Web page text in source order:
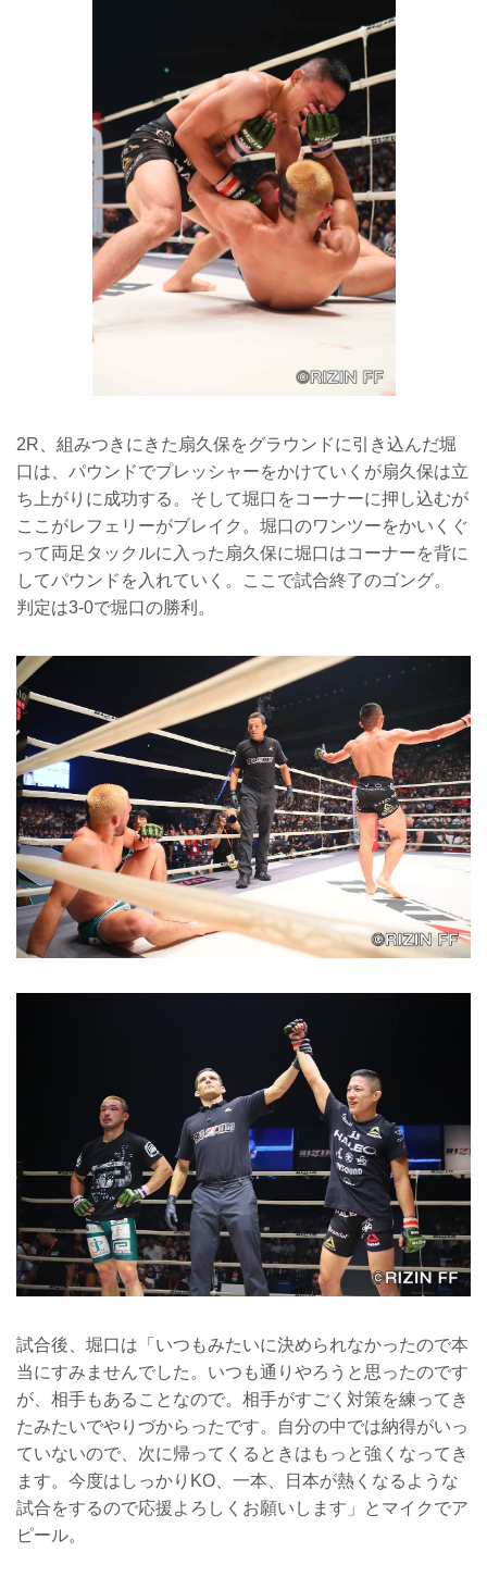
2R、組みつきにきた扇久保をグラウンドに引き込んだ堀
口は、パウンドでプレッシャーをかけていくが扇久保は立
ち上がりに成功する。そして堀口をコーナーに押し込むが
ここがレフェリーがブレイク。堀口のワンツーをかいくぐ
って両足タックルに入った扇久保に堀口はコーナーを背に
してパウンドを入れていく。ここで試合終了のゴング。
判定は3-0で堀口の勝利。
試合後、堀口は「いつもみたいに決められなかったので本
当にすみませんでした。いつも通りやろうと思ったのです
が、相手もあることなので。相手がすごく対策を練ってき
たみたいでやりづからったです。自分の中では納得がいっ
ていないので、次に帰ってくるときはもっと強くなってき
ます。今度はしっかりKO、一本、日本が熱くなるような
試合をするので応援よろしくお願いします」とマイクでア
ピール。